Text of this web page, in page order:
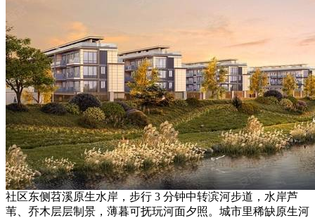
社区东侧苕溪原生水岸，步行 3 分钟中转滨河步道，水岸芦
苇、乔木层层制景，薄暮可抚玩河面夕照。城市里稀缺原生河